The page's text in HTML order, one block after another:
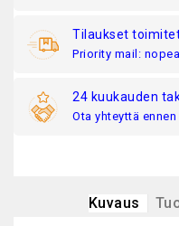
Tilaukset
Priority mail:
24 kuukauden
Ota yhteyttä
Kuvaus